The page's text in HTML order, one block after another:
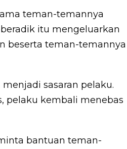
teman-temannya
itu mengeluarkan
beserta teman-temannya
sasaran pelaku.
pelaku kembali menebas
bantuan teman-